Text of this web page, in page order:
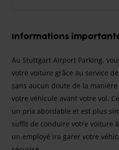
Informations
Au Stuttgart Airport Parking,
votre voiture grâce au service
sans aucun doute de la
votre véhicule avant votre vol.
un prix abordable et est plus
suffit de conduire votre voiture
un employé ira garer votre